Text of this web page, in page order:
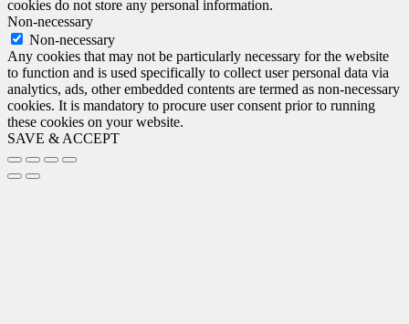
cookies do not store any personal information.
Non-necessary
Non-necessary
Any cookies that may not be particularly necessary for the website
to function and is used specifically to collect user personal data via
analytics, ads, other embedded contents are termed as non-necessary
cookies. It is mandatory to procure user consent prior to running
these cookies on your website.
SAVE & ACCEPT